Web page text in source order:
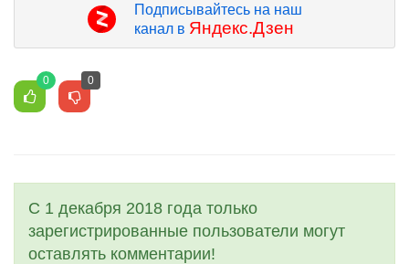
Подписывайтесь на наш
канал в Яндекс.Дзен
0 0
С 1 декабря 2018 года только
зарегистрированные пользователи могут
оставлять комментарии!